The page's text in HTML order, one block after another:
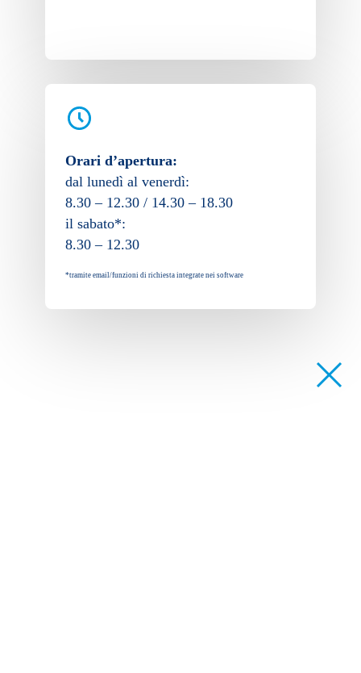
Orari d’apertura:
dal lunedì al venerdì:
8.30 – 12.30 / 14.30 – 18.30
il sabato*:
8.30 – 12.30
*tramite email/funzioni di richiesta integrate nei software